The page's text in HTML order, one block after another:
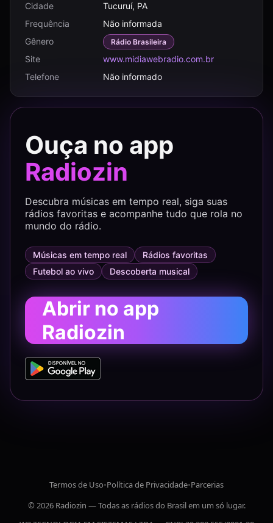
Cidade
Tucuruí, PA
Frequência
Não informada
Gênero
Rádio Brasileira
Site
www.midiawebradio.com.br
Telefone
Não informado
Ouça no app
Radiozin
Descubra músicas em tempo real, siga suas
rádios favoritas e acompanhe tudo que rola no
mundo do rádio.
Músicas em tempo real
Rádios favoritas
Futebol ao vivo
Descoberta musical
Abrir no app
Radiozin
Termos de Uso•Política de Privacidade•Parcerias
© 2026 Radiozin — Todas as rádios do Brasil em um só lugar.